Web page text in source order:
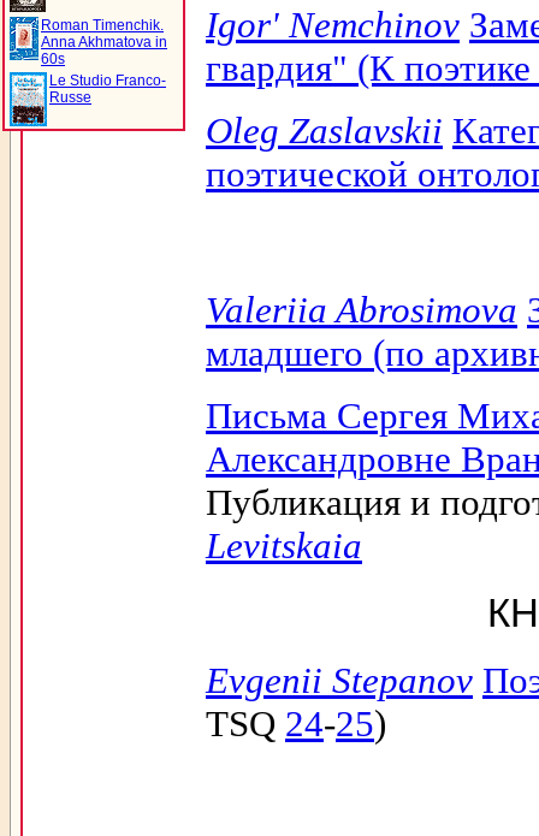
Roman Timenchik.
Anna Akhmatova in
60s
Le Studio Franco-
Russe
Igor' Nemchinov
гвардия" (К
Oleg Zaslavskii
поэтической
Valeriia Abrosimova
младшего (по
Письма Сергея
Александровне
Публикация и
Levitskaia
Evgenii Stepanov
TSQ 24-25)